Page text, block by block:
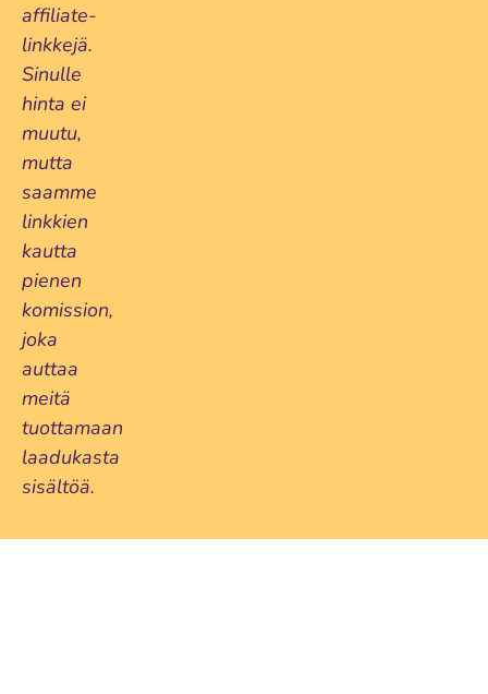
affiliate-
linkkejä.
Sinulle
hinta ei
muutu,
mutta
saamme
linkkien
kautta
pienen
komission,
joka
auttaa
meitä
tuottamaan
laadukasta
sisältöä.